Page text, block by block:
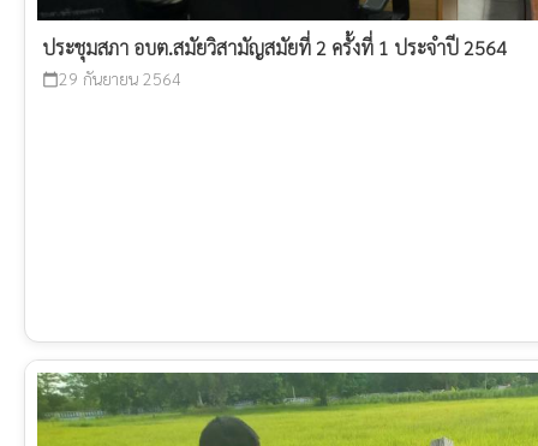
ประชุมสภา อบต.สมัยวิสามัญสมัยที่ 2 ครั้งที่ 1 ประจำปี 2564
calendar_today29 กันยายน 2564